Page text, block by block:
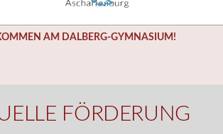
AM DALBERG-GYMNASIUM!
(03.08. – 14.09.)
FÖRDERUNG